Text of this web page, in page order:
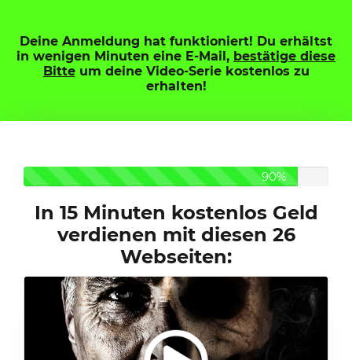
Deine Anmeldung hat funktioniert! Du erhältst
in wenigen Minuten eine E-Mail, bestätige diese
Bitteum deine Video-Serie kostenlos zu
erhalten!
90%
In 15 Minuten kostenlos Geld
verdienen mit diesen 26
Webseiten: